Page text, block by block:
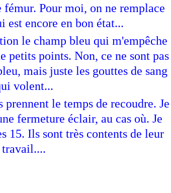
Pour moi, on ne remplace
est encore en bon état...
le champ bleu qui m'empêche
petits points. Non, ce ne sont pas
mais juste les gouttes de sang
volent...
le temps de recoudre. Je
fermeture éclair, au cas où. Je
15. Ils sont très contents de leur
travail....